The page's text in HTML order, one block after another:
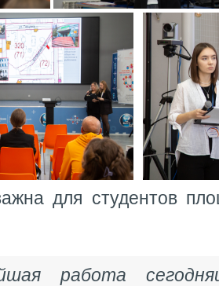
для студентов
работа